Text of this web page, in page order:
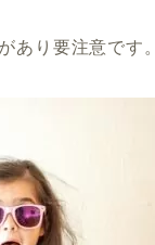
あり要注意です。